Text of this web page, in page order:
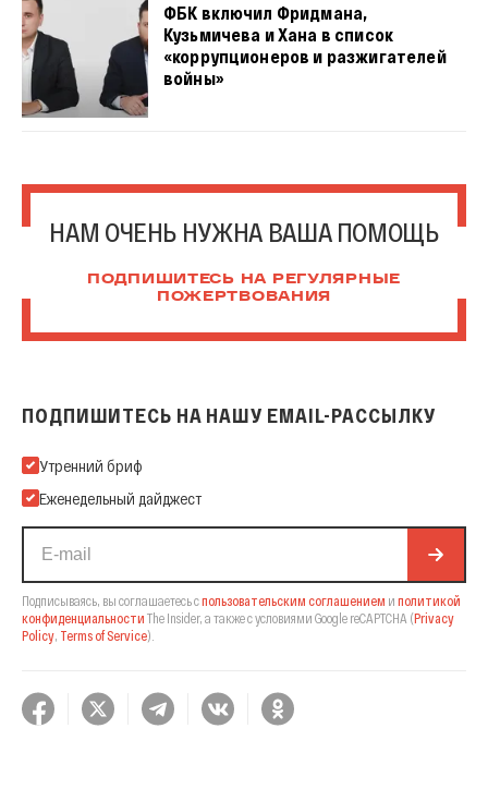
ФБК включил Фридмана,
Кузьмичева и Хана в список
«коррупционеров и разжигателей
войны»
НАМ ОЧЕНЬ НУЖНА ВАША ПОМОЩЬ
ПОДПИШИТЕСЬ НА РЕГУЛЯРНЫЕ
ПОЖЕРТВОВАНИЯ
ПОДПИШИТЕСЬ НА НАШУ EMAIL-РАССЫЛКУ
Подпишитесь на нашу Email-рассылку
Утренний бриф
Еженедельный дайджест
Подписываясь, вы соглашаетесь спользовательским соглашением и политикой
конфиденциальности The Insider, а также с условиями Google reCAPTCHA (Privacy
Policy, Terms of Service).